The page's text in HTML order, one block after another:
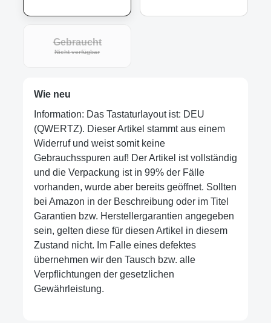
Gebraucht
Nicht verfügbar
Wie neu
Information: Das Tastaturlayout ist: DEU
(QWERTZ). Dieser Artikel stammt aus einem
Widerruf und weist somit keine
Gebrauchsspuren auf! Der Artikel ist vollständig
und die Verpackung ist in 99% der Fälle
vorhanden, wurde aber bereits geöffnet. Sollten
bei Amazon in der Beschreibung oder im Titel
Garantien bzw. Herstellergarantien angegeben
sein, gelten diese für diesen Artikel in diesem
Zustand nicht. Im Falle eines defektes
übernehmen wir den Tausch bzw. alle
Verpflichtungen der gesetzlichen
Gewährleistung.